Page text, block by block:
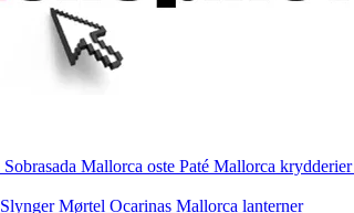
Sobrasada Mallorca oste Paté Mallorca krydderier
SlyngerMørtel Ocarinas Mallorca lanterner